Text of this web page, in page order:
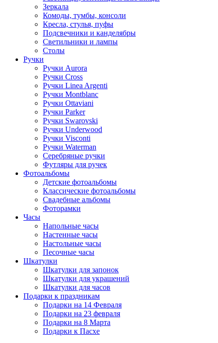
Зеркала
Комоды, тумбы, консоли
Кресла, стулья, пуфы
Подсвечники и канделябры
Светильники и лампы
Столы
Ручки
Ручки Aurora
Ручки Cross
Ручки Linea Argenti
Ручки Montblanc
Ручки Ottaviani
Ручки Parker
Ручки Swarovski
Ручки Underwood
Ручки Visconti
Ручки Waterman
Серебряные ручки
Футляры для ручек
Фотоальбомы
Детские фотоальбомы
Классические фотоальбомы
Свадебные альбомы
Фоторамки
Часы
Напольные часы
Настенные часы
Настольные часы
Песочные часы
Шкатулки
Шкатулки для запонок
Шкатулки для украшений
Шкатулки для часов
Подарки к праздникам
Подарки на 14 Февраля
Подарки на 23 февраля
Подарки на 8 Марта
Подарки к Пасхе